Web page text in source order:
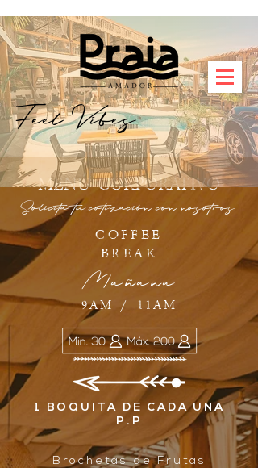
Feel Vibes
MENÚ CORPORATIVO
Solicita tu cotización con nosotros
COFFEE
BREAK
Mañana
9AM / 11AM
1 BOQUITA DE CADA UNA
P.P
Brochetas de Frutas